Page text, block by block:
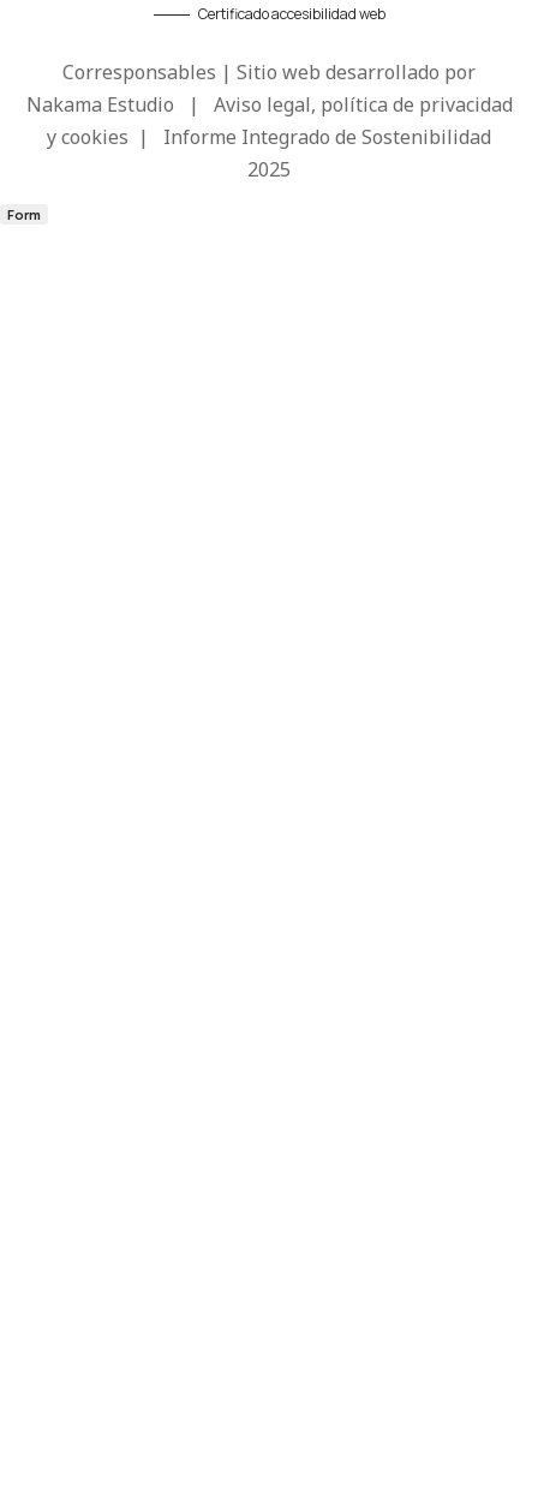
Certificado accesibilidad web
Corresponsables | Sitio web desarrollado por
Nakama Estudio | Aviso legal, política de privacidad
y cookies | Informe Integrado de Sostenibilidad
2025
Form